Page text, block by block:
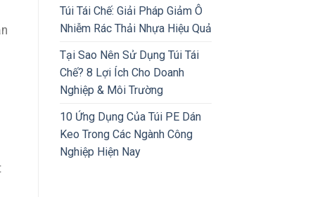
Túi Tái Chế: Giải Pháp Giảm Ô
Nhiễm Rác Thải Nhựa Hiệu Quả
Tại Sao Nên Sử Dụng Túi Tái
Chế? 8 Lợi Ích Cho Doanh
Nghiệp & Môi Trường
10 Ứng Dụng Của Túi PE Dán
Keo Trong Các Ngành Công
Nghiệp Hiện Nay